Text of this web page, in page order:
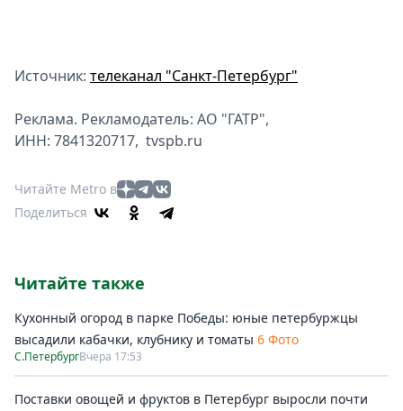
Источник: телеканал "Санкт-Петербург"
Реклама. Рекламодатель: АО "ГАТР",
ИНН: 7841320717, tvspb.ru
Читайте Metro в
Поделиться
Читайте также
Кухонный огород в парке Победы: юные петербуржцы
высадили кабачки, клубнику и томаты 6 Фото
С.ПетербургВчера 17:53
Поставки овощей и фруктов в Петербург выросли почти